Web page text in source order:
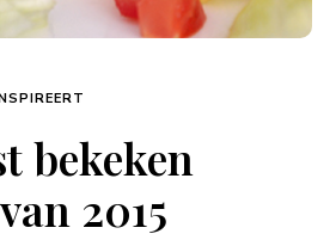
bekeken
2015